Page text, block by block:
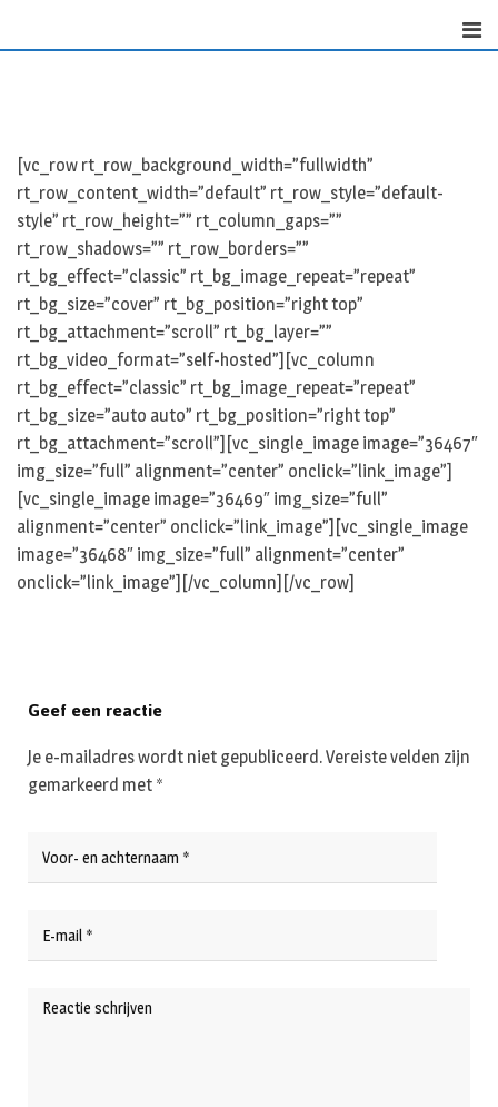
[vc_row rt_row_background_width=”fullwidth”
rt_row_content_width=”default” rt_row_style=”default-
style” rt_row_height=”” rt_column_gaps=””
rt_row_shadows=”” rt_row_borders=””
rt_bg_effect=”classic” rt_bg_image_repeat=”repeat”
rt_bg_size=”cover” rt_bg_position=”right top”
rt_bg_attachment=”scroll” rt_bg_layer=””
rt_bg_video_format=”self-hosted”][vc_column
rt_bg_effect=”classic” rt_bg_image_repeat=”repeat”
rt_bg_size=”auto auto” rt_bg_position=”right top”
rt_bg_attachment=”scroll”][vc_single_image image=”36467″
img_size=”full” alignment=”center” onclick=”link_image”]
[vc_single_image image=”36469″ img_size=”full”
alignment=”center” onclick=”link_image”][vc_single_image
image=”36468″ img_size=”full” alignment=”center”
onclick=”link_image”][/vc_column][/vc_row]
Geef een reactie
Je e-mailadres wordt niet gepubliceerd.Vereiste velden zijn
gemarkeerd met *